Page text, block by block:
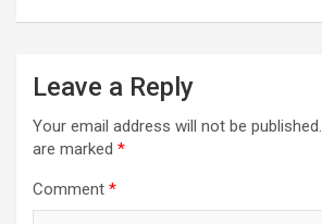
Leave a Reply
Your email address will not be published.
are marked *
Comment *